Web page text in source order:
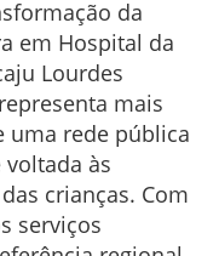
da
em Hospital da
Lourdes
mais
uma rede pública
às
crianças. Com
serviços